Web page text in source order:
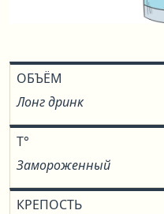
ОБЪЁМ
Лонг дринк
T°
Замороженный
КРЕПОСТЬ